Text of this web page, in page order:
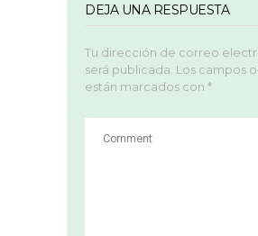
DEJA UNA RESPUESTA
Tu dirección de correo
será publicada. Los campos
están marcados con *